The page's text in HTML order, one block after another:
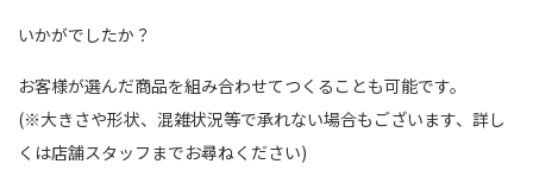
いかがでしたか？
お客様が選んだ商品を組み合わせてつくることも可能です。
(※大きさや形状、混雑状況等で承れない場合もございます、詳し
くは店舗スタッフまでお尋ねください)